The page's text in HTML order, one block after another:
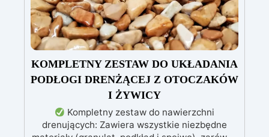
KOMPLETNY ZESTAW DO UKŁADANIA
PODŁOGI DRENŻĄCEJ Z OTOCZAKÓW
I ŻYWICY
Kompletny zestaw do nawierzchni
drenujących: Zawiera wszystkie niezbędne